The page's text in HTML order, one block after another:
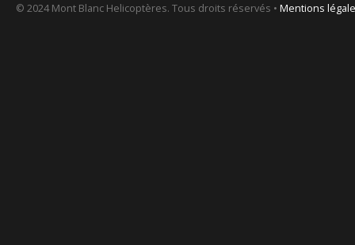
© 2024 Mont Blanc Helicoptères. Tous droits réservés • Mentions